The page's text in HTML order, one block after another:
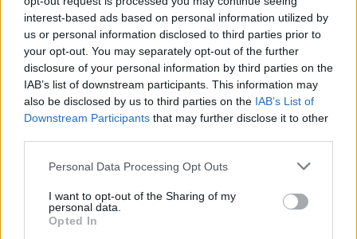
interest-based ads based on personal information utilized by
us or personal information disclosed to third parties prior to
your opt-out. You may separately opt-out of the further
disclosure of your personal information by third parties on the
IAB’s list of downstream participants. This information may
also be disclosed by us to third parties on the IAB’s List of
Downstream Participants that may further disclose it to other
Personal Data Processing Opt Outs
I want to opt-out of the Sharing of my
personal data.
Opted In
All’interno del punto vendita, sarà possibile scoprire anche le
ultime novità sulla convergenza fisso-mobile. L’offerta a brand
Wind, ‘Fibra 1000’, comprende 100 GIGA da condividere con gli
smartphone della famiglia e quella a marchio 3, ‘Super Fibra’,
prevede Giga completamente illimitati da smartphone.
CONDIVIDI QUESTO ARTICOLO:
E-mail LinkedIn
X Mastodon Telegram